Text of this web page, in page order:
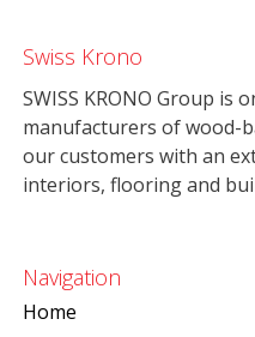
Swiss Krono
SWISS KRONO Group is
manufacturers of wood-
our customers with an
interiors, flooring and
Navigation
Home